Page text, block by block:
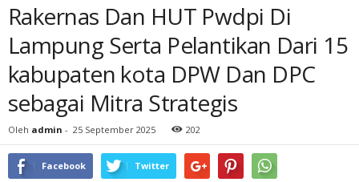
Rakernas Dan HUT Pwdpi Di
Lampung Serta Pelantikan Dari 15
kabupaten kota DPW Dan DPC
sebagai Mitra Strategis
Oleh admin - 25 September 2025 202
Facebook Twitter